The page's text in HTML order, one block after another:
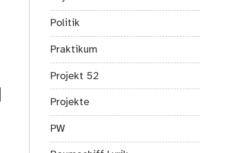
Politik
Praktikum
Projekt 52
Projekte
PW